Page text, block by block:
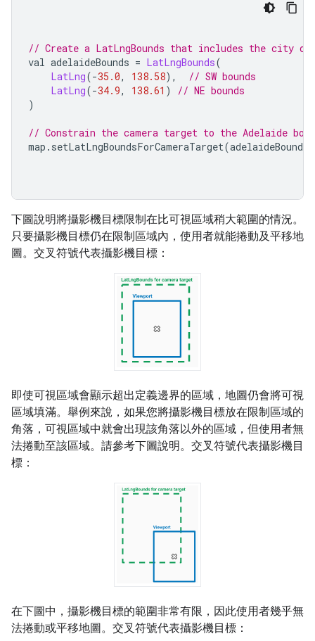
// Create a LatLngBounds that includes the city
val adelaideBounds = LatLngBounds(
LatLng(-35.0, 138.58),
// SW bounds
LatLng(-34.9, 138.61 )
// NE bounds
)
// Constrain the camera target to the Adelaide
map . setLatLngBoundsForCameraTarget(adelaideBounds
下圖說明將攝影機目標限制在比可視區域稍大範圍的情況。
只要攝影機目標仍在限制區域內，使用者就能捲動及平移地
圖。交叉符號代表攝影機目標：
即使可視區域會顯示超出定義邊界的區域，地圖仍會將可視
區域填滿。舉例來說，如果您將攝影機目標放在限制區域的
角落，可視區域中就會出現該角落以外的區域，但使用者無
法捲動至該區域。請參考下圖說明。交叉符號代表攝影機目
標：
在下圖中，攝影機目標的範圍非常有限，因此使用者幾乎無
法捲動或平移地圖。交叉符號代表攝影機目標：